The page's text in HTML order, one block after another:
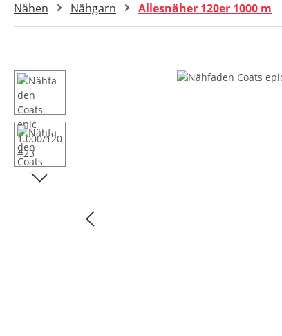
Nähen Nähgarn Allesnäher 120er 1000 m
Bildergalerie überspringen